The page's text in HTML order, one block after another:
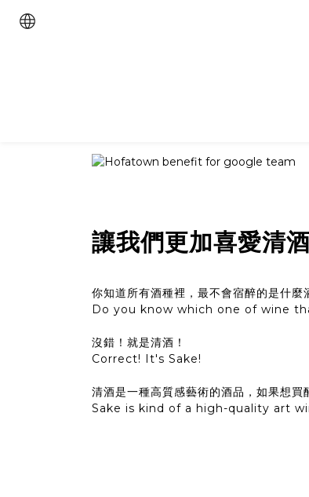
讓我們更加喜愛清
你知道所有酒種裡，最不會宿醉的是什麼
Do you know which one of wine
沒錯！就是清酒！
Correct! It's Sake!
清酒是一種高質感藝術的酒品，如果想買
Sake is kind of a high-quality art